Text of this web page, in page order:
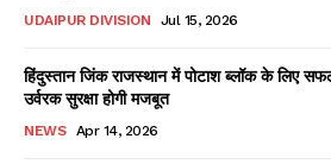
UDAIPUR DIVISION Jul 15, 2026
हिंदुस्तान जिंक राजस्थान में पोटाश ब्लॉक के लिए सफल
उर्वरक सुरक्षा होगी मजबूत
NEWS Apr 14, 2026